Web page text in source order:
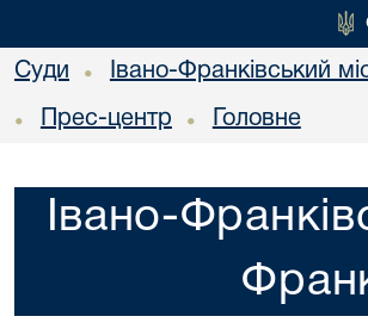
Суди • Івано-Франківський
• Прес-центр • Головне
Івано-